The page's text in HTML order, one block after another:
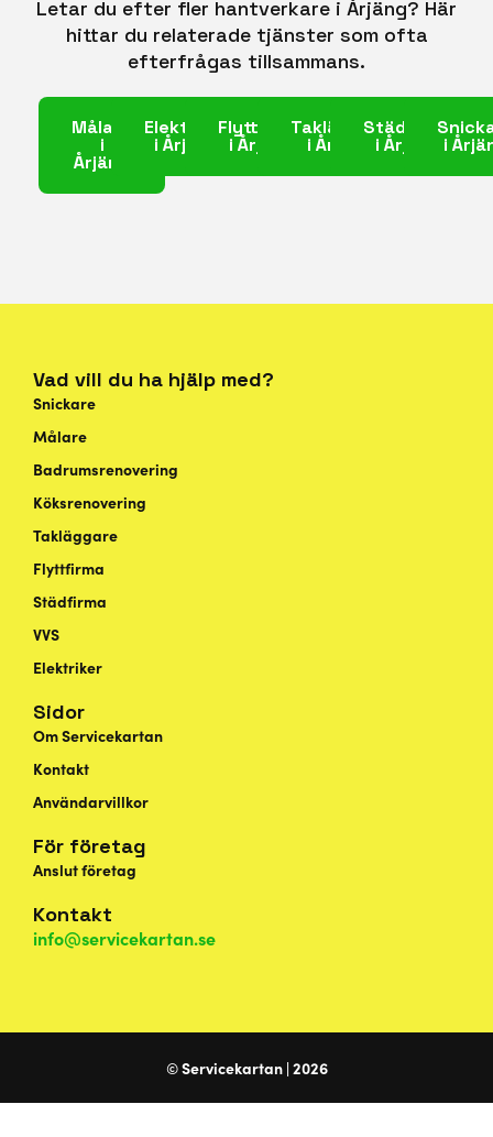
Letar du efter fler hantverkare i Årjäng? Här
hittar du relaterade tjänster som ofta
efterfrågas tillsammans.
Målare
i
Årjäng
Elektriker
i Årjäng
Flyttfirma
i Årjäng
Takläggare
i Årjäng
Städfirma
i Årjäng i
Vad vill du ha hjälp med?
Snickare
Målare
Badrumsrenovering
Köksrenovering
Takläggare
Flyttfirma
Städfirma
VVS
Elektriker
Sidor
Om Servicekartan
Kontakt
Användarvillkor
För företag
Anslut företag
Kontakt
info@servicekartan.se
© Servicekartan | 2026